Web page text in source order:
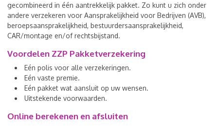
gecombineerd in één aantrekkelijk pakket. Zo kunt u zich onder
andere verzekeren voor Aansprakelijkheid voor Bedrijven (AVB),
beroepsaansprakelijkheid, bestuurdersaansprakelijkheid,
CAR/montage en/of rechtsbijstand.
Voordelen ZZP Pakketverzekering
Eén polis voor alle verzekeringen.
Eén vaste premie.
Eén pakket wat aansluit op uw wensen.
Uitstekende voorwaarden.
Online berekenen en afsluiten